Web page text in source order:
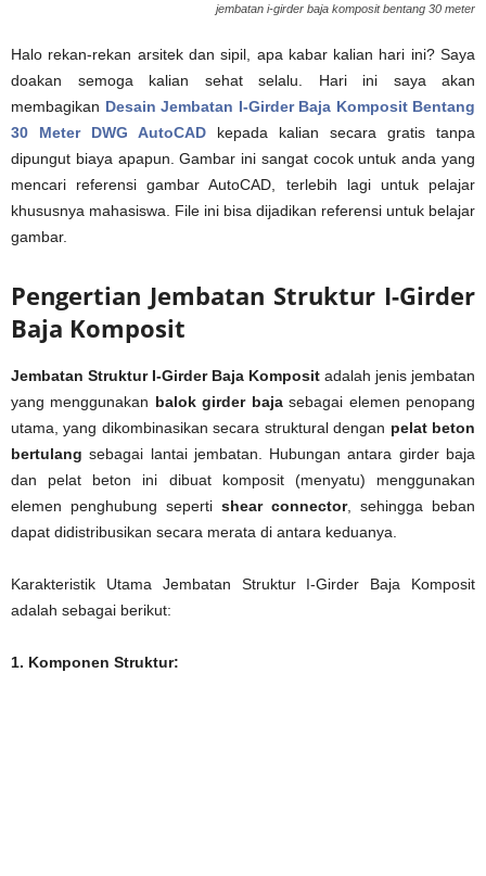
jembatan i-girder baja komposit bentang 30 meter
Halo rekan-rekan arsitek dan sipil, apa kabar kalian hari ini? Saya
doakan semoga kalian sehat selalu. Hari ini saya akan
membagikan Desain Jembatan I-Girder Baja Komposit Bentang
30 Meter DWG AutoCAD kepada kalian secara gratis tanpa
dipungut biaya apapun. Gambar ini sangat cocok untuk anda yang
mencari referensi gambar AutoCAD, terlebih lagi untuk pelajar
khususnya mahasiswa. File ini bisa dijadikan referensi untuk belajar
gambar.
Pengertian Jembatan Struktur I-Girder
Baja Komposit
Jembatan Struktur I-Girder Baja Komposit adalah jenis jembatan
yang menggunakan balok girder bajasebagai elemen penopang
utama, yang dikombinasikan secara struktural dengan pelat beton
bertulang sebagai lantai jembatan. Hubungan antara girder baja
dan pelat beton ini dibuat komposit (menyatu) menggunakan
elemen penghubung seperti shear connector, sehingga beban
dapat didistribusikan secara merata di antara keduanya.
Karakteristik Utama Jembatan Struktur I-Girder Baja Komposit
adalah sebagai berikut:
1. Komponen Struktur: